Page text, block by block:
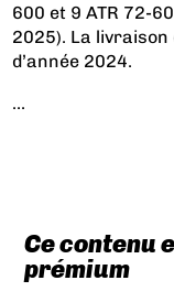
600 et 9 ATR 72-
2025). La livraison
d’année 2024.
...
Ce contenu
prémium